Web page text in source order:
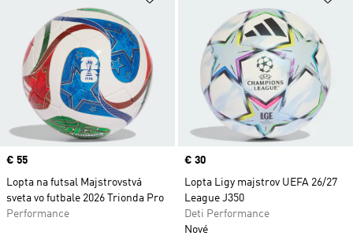
Price
€ 55
Lopta na futsal Majstrovstvá
sveta vo futbale 2026 Trionda Pro
Performance
Price
€ 30
Lopta Ligy majstrov UEFA 26/27
League J350
Deti Performance
Nové